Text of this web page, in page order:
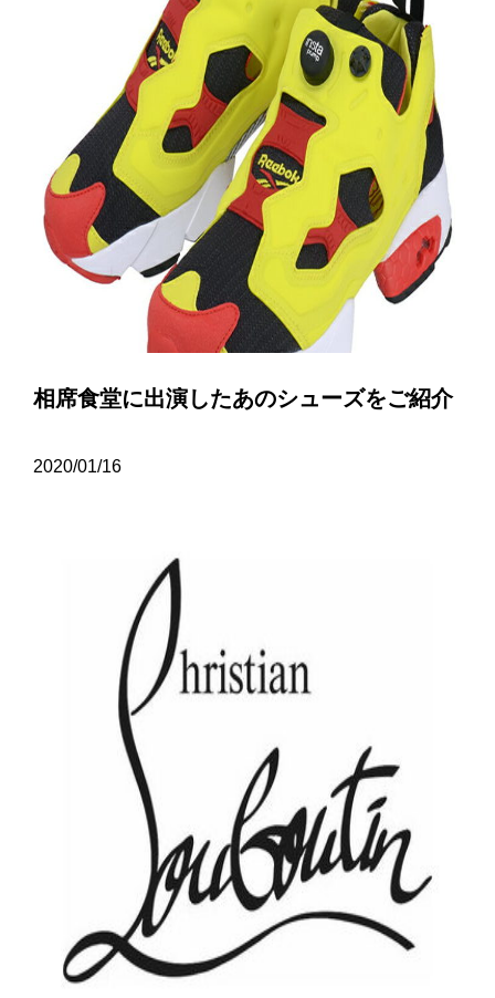
相席食堂に出演したあのシューズをご紹介
2020/01/16